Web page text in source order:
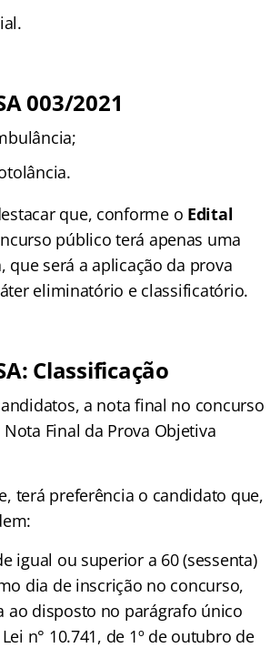
003/2021
que, conforme o Edital
público terá apenas uma
que será a aplicação da prova
eliminatório e classificatório.
Classificação
a nota final no concurso
Final da Prova Objetiva
terá preferência o candidato que,
igual ou superior a 60 (sessenta)
dia de inscrição no concurso,
ao disposto no parágrafo único
n° 10.741, de 1º de outubro de